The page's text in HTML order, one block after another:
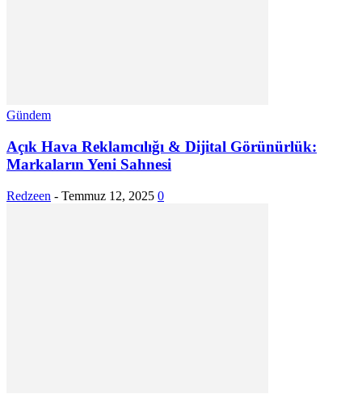
Gündem
Açık Hava Reklamcılığı & Dijital Görünürlük:
Markaların Yeni Sahnesi
Redzeen - Temmuz 12, 2025 0